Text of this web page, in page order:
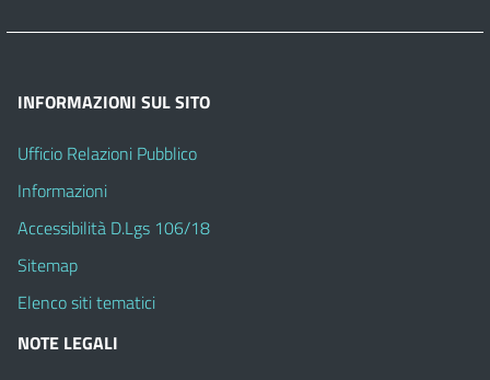
INFORMAZIONI SUL SITO
Ufficio Relazioni Pubblico
Informazioni
Accessibilità D.Lgs 106/18
Sitemap
Elenco siti tematici
NOTE LEGALI